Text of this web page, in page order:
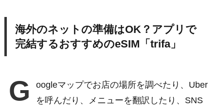
海外のネットの準備はOK？アプリで
完結するおすすめのeSIM「trifa」
G
oogleマップでお店の場所を調べたり、Uber
を呼んだり、メニューを翻訳したり、SNS